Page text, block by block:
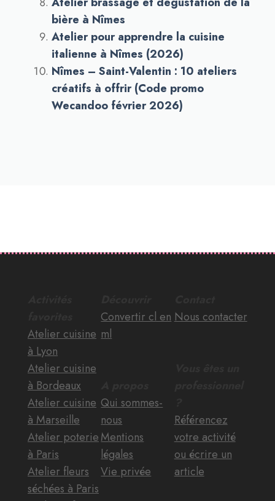
bière à Nîmes
Atelier pour apprendre la cuisine
italienne à Nîmes (2026)
Nîmes – Saint-Valentin : 10 ateliers
créatifs à offrir (Code promo
Wecandoo février 2026)
Atelier cuisine
à Lyon
Atelier cuisine
à Bordeaux
Atelier cuisine
à Marseille
Atelier poterie
à Paris
Atelier fleurs
séchées à Paris
Convertir cl en
ml
Qui sommes-
nous
Mentions
légales
Vie privée
Nous contacter
Référencez
votre activité
ou écrire un
article